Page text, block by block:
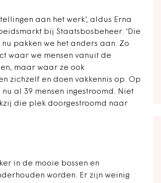
aan het werk’, aldus Erna
bij Staatsbosbeheer. ‘Die
pakken we het anders aan. Zo
waar we mensen vanuit de
maar waar ze ook
zichzelf en doen vakkennis op. Op
al 39 mensen ingestroomd. Niet
die plek doorgestroomd naar
in de mooie bossen en
worden. Er zijn weinig